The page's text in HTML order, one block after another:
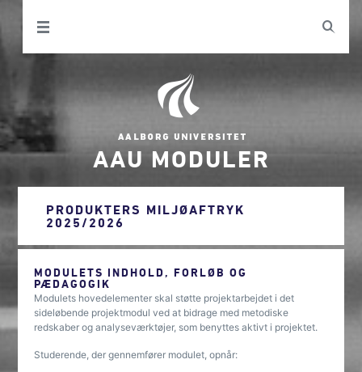
AAU MODULER
PRODUKTERS MILJØAFTRYK
2025/2026
MODULETS INDHOLD, FORLØB OG
PÆDAGOGIK
Modulets hovedelementer skal støtte projektarbejdet i det
sideløbende projektmodul ved at bidrage med metodiske
redskaber og analyseværktøjer, som benyttes aktivt i projektet.
Studerende, der gennemfører modulet, opnår: